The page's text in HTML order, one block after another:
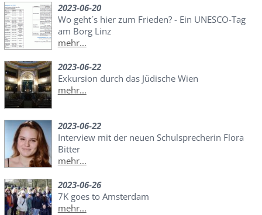
2023-06-20
Wo geht´s hier zum Frieden? - Ein UNESCO-Tag
am Borg Linz
mehr...
2023-06-22
Exkursion durch das Jüdische Wien
mehr...
2023-06-22
Interview mit der neuen Schulsprecherin Flora
Bitter
mehr...
2023-06-26
7K goes to Amsterdam
mehr...